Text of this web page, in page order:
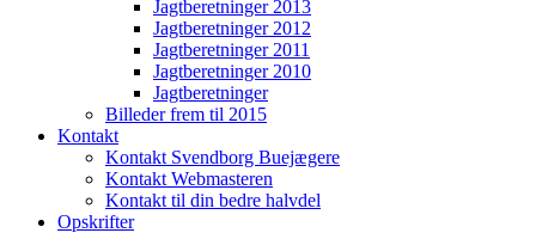
Jagtberetninger 2013
Jagtberetninger 2012
Jagtberetninger 2011
Jagtberetninger 2010
Jagtberetninger
Billeder frem til 2015
Kontakt
Kontakt Svendborg Buejægere
Kontakt Webmasteren
Kontakt til din bedre halvdel
Opskrifter